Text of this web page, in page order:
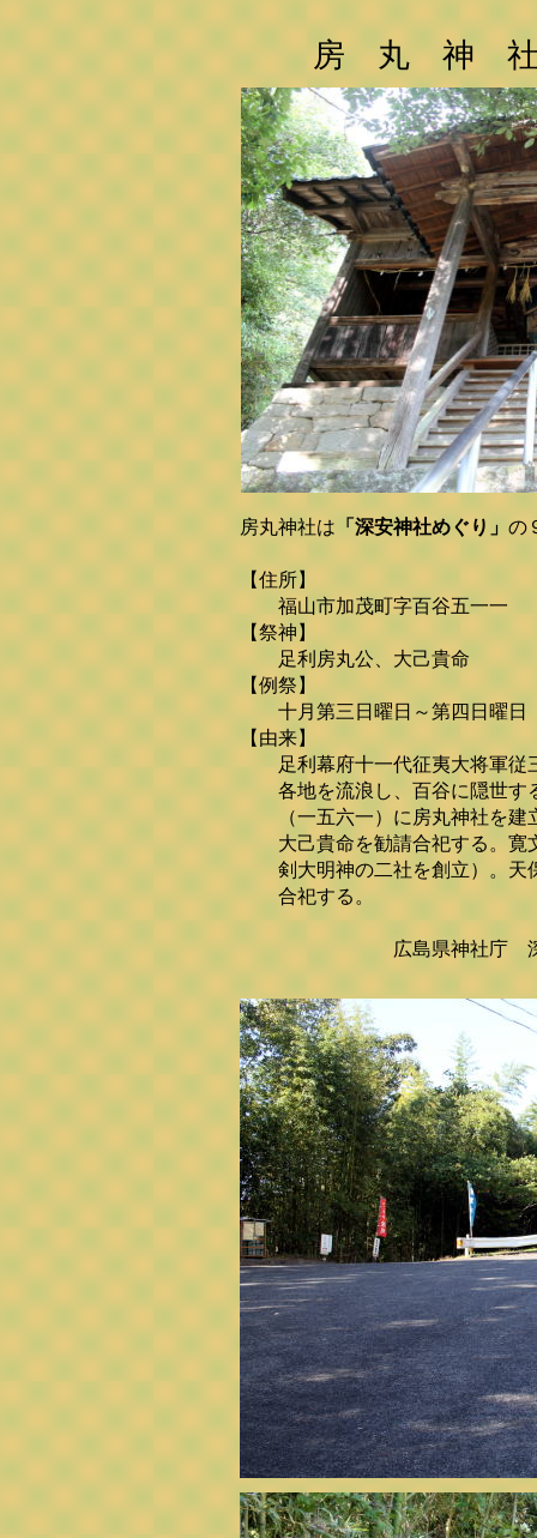
房 丸 神
房丸神社は 「深安神社めぐり」 の
【住所】
福山市加茂町字百谷五一一
【祭神】
足利房丸公、大己貴命
【例祭】
十月第三日曜日～第四日曜日
【由来】
足利幕府十一代征夷大将軍従
各地を流浪し、百谷に隠世する
（一五六一）に房丸神社を建立
大己貴命を勧請合祀する。寛文
剣大明神の二社を創立）。天保
合祀する。
広島県神社庁 深安二十